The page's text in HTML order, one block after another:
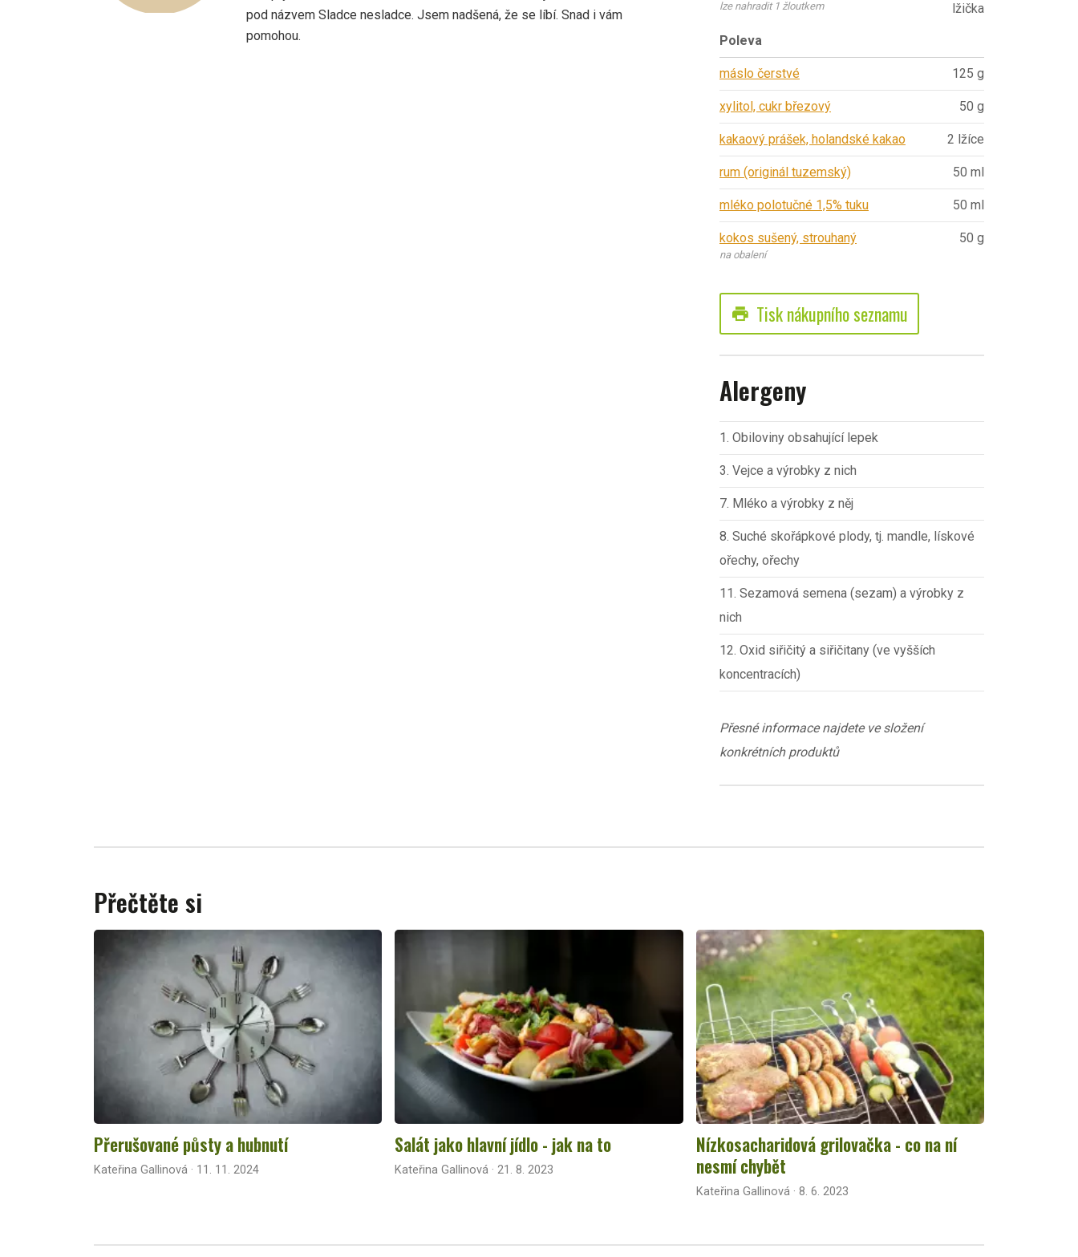
pod názvem Sladce nesladce. Jsem nadšená, že se líbí. Snad i vám
pomohou.
lze nahradit 1 žloutkem
lžička
Poleva
máslo čerstvé 125 g
xylitol, cukr březový 50 g
kakaový prášek, holandské kakao 2 lžíce
rum (originál tuzemský) 50 ml
mléko polotučné 1,5% tuku 50 ml
kokos sušený, strouhaný
na obalení
50 g
print Tisk nákupního seznamu
Alergeny
1. Obiloviny obsahující lepek
3. Vejce a výrobky z nich
7. Mléko a výrobky z něj
8. Suché skořápkové plody, tj. mandle, lískové
ořechy, ořechy
11. Sezamová semena (sezam) a výrobky z
nich
12. Oxid siřičitý a siřičitany (ve vyšších
koncentracích)
Přesné informace najdete ve složení
konkrétních produktů
Přečtěte si
Přerušované půsty a hubnutí
Kateřina Gallinová · 11. 11. 2024
Salát jako hlavní jídlo - jak na to
Kateřina Gallinová · 21. 8. 2023
Nízkosacharidová grilovačka - co na ní
nesmí chybět
Kateřina Gallinová · 8. 6. 2023